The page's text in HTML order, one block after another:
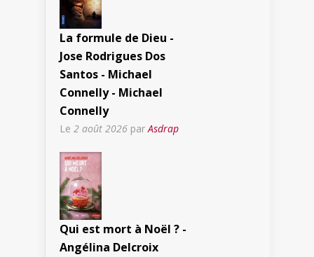
La formule de Dieu -
Jose Rodrigues Dos
Santos - Michael
Connelly - Michael
Connelly
Le 2 août 2026 parAsdrap
Qui est mort à Noël ? -
Angélina Delcroix